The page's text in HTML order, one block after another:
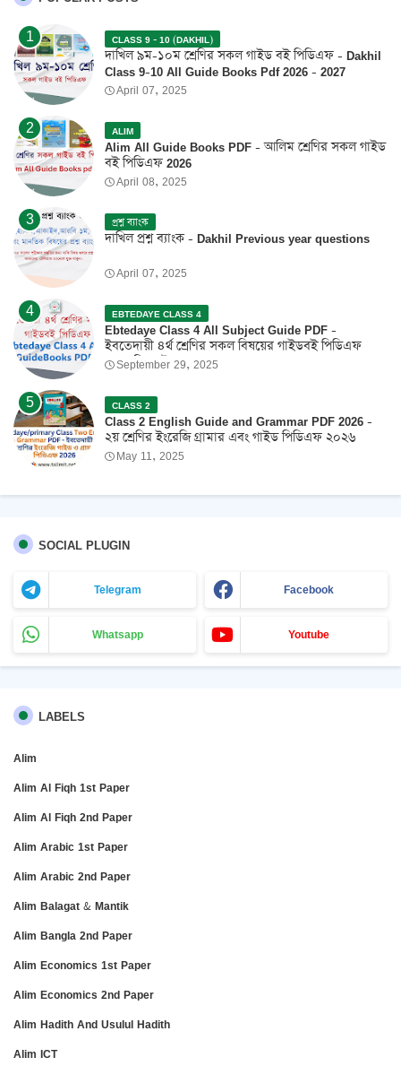
CLASS 9 - 10 (DAKHIL)
দাখিল ৯ম-১০ম শ্রেণির সকল গাইড বই পিডিএফ - Dakhil
Class 9-10 All Guide Books Pdf 2026 - 2027
April 07, 2025
ALIM
Alim All Guide Books PDF - আলিম শ্রেণির সকল গাইড
বই পিডিএফ 2026
April 08, 2025
প্রশ্ন ব্যাংক
দাখিল প্রশ্ন ব্যাংক - Dakhil Previous year questions
April 07, 2025
EBTEDAYE CLASS 4
Ebtedaye Class 4 All Subject Guide PDF -
ইবতেদায়ী ৪র্থ শ্রেণির সকল বিষয়ের গাইডবই পিডিএফ
2026 ফ্রি ডাউনলোড
September 29, 2025
CLASS 2
Class 2 English Guide and Grammar PDF 2026 -
২য় শ্রেণির ইংরেজি গ্রামার এবং গাইড পিডিএফ ২০২৬
May 11, 2025
SOCIAL PLUGIN
Telegram Facebook
Whatsapp Youtube
LABELS
Alim
Alim Al Fiqh 1st Paper
Alim Al Fiqh 2nd Paper
Alim Arabic 1st Paper
Alim Arabic 2nd Paper
Alim Balagat & Mantik
Alim Bangla 2nd Paper
Alim Economics 1st Paper
Alim Economics 2nd Paper
Alim Hadith And Usulul Hadith
Alim ICT